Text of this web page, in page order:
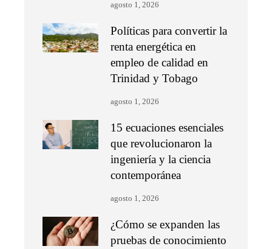
agosto 1, 2026
Políticas para convertir la
renta energética en
empleo de calidad en
Trinidad y Tobago
agosto 1, 2026
15 ecuaciones esenciales
que revolucionaron la
ingeniería y la ciencia
contemporánea
agosto 1, 2026
¿Cómo se expanden las
pruebas de conocimiento